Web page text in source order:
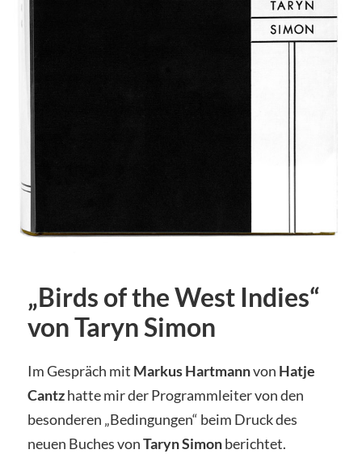
„Birds of the West Indies“
von Taryn Simon
Im Gespräch mit Markus Hartmannvon Hatje
Cantzhatte mir der Programmleiter von den
besonderen „Bedingungen“ beim Druck des
neuen Buches vonTaryn Simonberichtet.